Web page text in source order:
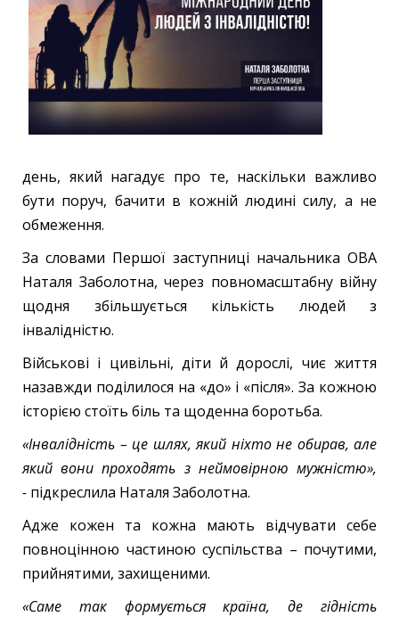
день, який нагадує про те, наскільки важливо
бути поруч, бачити в кожній людині силу, а не
обмеження.
За словами Першої заступниці начальника ОВА
Наталя Заболотна, через повномасштабну війну
щодня збільшується кількість людей з
інвалідністю.
Військові і цивільні, діти й дорослі, чиє життя
назавжди поділилося на «до» і «після». За кожною
історією стоїть біль та щоденна боротьба.
«Інвалідність – це шлях, який ніхто не обирав, але
який вони проходять з неймовірною мужністю»,
- підкреслила Наталя Заболотна.
Адже кожен та кожна мають відчувати себе
повноцінною частиною суспільства – почутими,
прийнятими, захищеними.
«Саме так формується країна, де гідність